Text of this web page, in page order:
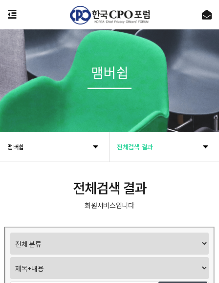
온라인 (개인)정보보호교육 플랫폼 [시큐리티 에듀팜]의 공식 오픈을 알립니다.
제143차 Privacy Round Up 안내
개인정보 유출 사고 실전 대응훈련 26기 교육생 모집
[공지] 사무국 이전 및 신규 주소 안내
맴버쉽 전체검색 결과
맴버쉽
전체검색 결과
회원서비스입니다